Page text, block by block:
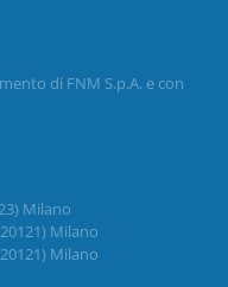
di FNM S.p.A. e con
Milano
Milano
Milano